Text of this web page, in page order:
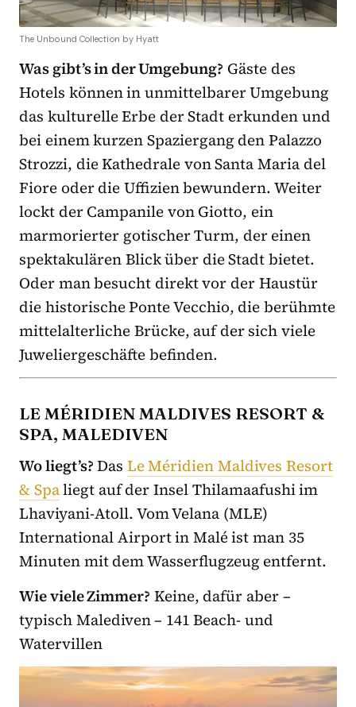
The Unbound Collection by Hyatt
Was gibt’s in der Umgebung? Gäste des
Hotels können in unmittelbarer Umgebung
das kulturelle Erbe der Stadt erkunden und
bei einem kurzen Spaziergang den Palazzo
Strozzi, die Kathedrale von Santa Maria del
Fiore oder die Uffizien bewundern. Weiter
lockt der Campanile von Giotto, ein
marmorierter gotischer Turm, der einen
spektakulären Blick über die Stadt bietet.
Oder man besucht direkt vor der Haustür
die historische Ponte Vecchio, die berühmte
mittelalterliche Brücke, auf der sich viele
Juweliergeschäfte befinden.
LE MÉRIDIEN MALDIVES RESORT &
SPA, MALEDIVEN
Wo liegt’s?Das Le Méridien Maldives Resort
& Spaliegt auf der Insel Thilamaafushi im
Lhaviyani-Atoll. Vom Velana (MLE)
International Airport in Malé ist man 35
Minuten mit dem Wasserflugzeug entfernt.
Wie viele Zimmer? Keine, dafür aber –
typisch Malediven – 141 Beach- und
Watervillen